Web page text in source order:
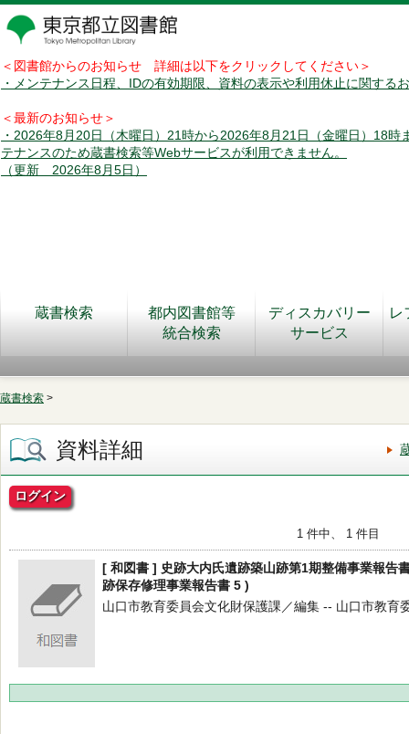
＜図書館からのお知らせ 詳細は以下をクリックしてください＞
・メンテナンス日程、IDの有効期限、資料の表示や利用休止に関する
＜最新のお知らせ＞
・2026年8月20日（木曜日）21時から2026年8月21日（金曜日）18時
テナンスのため蔵書検索等Webサービスが利用できません。
（更新 2026年8月5日）
蔵書検索
都内図書館等
統合検索
ディスカバリー
サービス
レ
蔵書検索 >
資料詳細
ログイン
1 件中、 1 件目
[ 和図書 ] 史跡大内氏遺跡築山跡第1期整備事業報告
跡保存修理事業報告書 5 )
山口市教育委員会文化財保護課／編集 -- 山口市教育